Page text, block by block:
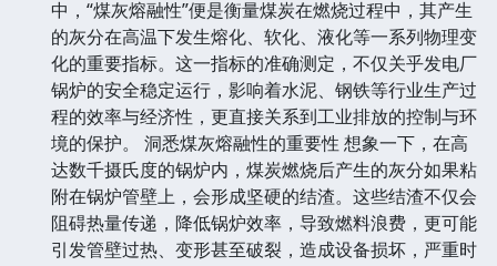
中，“煤灰熔融性”便是衡量煤炭在燃烧过程中，其产生
的灰分在高温下发生熔化、软化、液化等一系列物理变
化的重要指标。这一指标的准确测定，不仅关乎发电厂
锅炉的安全稳定运行，影响着水泥、钢铁等行业生产过
程的效率与经济性，更直接关系到工业排放的控制与环
境的保护。 洞悉煤灰熔融性的重要性 想象一下，在高
达数千摄氏度的锅炉内，煤炭燃烧后产生的灰分如果粘
附在锅炉管壁上，会形成坚硬的结渣。这些结渣不仅会
阻碍热量传递，降低锅炉效率，导致燃料浪费，更可能
引发管壁过热、变形甚至破裂，造成设备损坏，严重时